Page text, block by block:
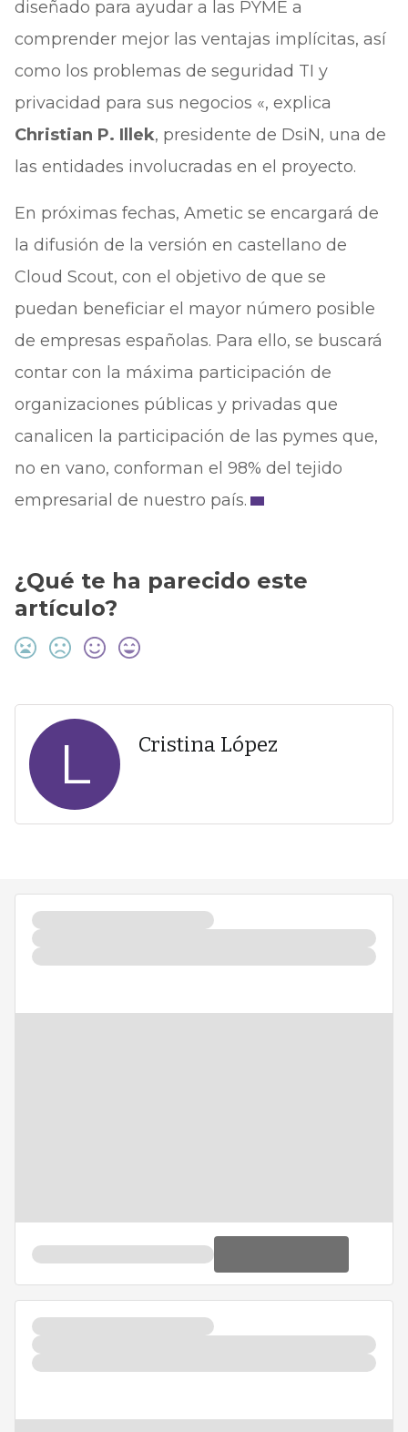
diseñado para ayudar a las PYME a
comprender mejor las ventajas implícitas, así
como los problemas de seguridad TI y
privacidad para sus negocios «, explica
Christian P. Illek, presidente de DsiN, una de
las entidades involucradas en el proyecto.
En próximas fechas, Ametic se encargará de
la difusión de la versión en castellano de
Cloud Scout, con el objetivo de que se
puedan beneficiar el mayor número posible
de empresas españolas. Para ello, se buscará
contar con la máxima participación de
organizaciones públicas y privadas que
canalicen la participación de las pymes que,
no en vano, conforman el 98% del tejido
empresarial de nuestro país.
¿Qué te ha parecido este
artículo?
L Cristina López